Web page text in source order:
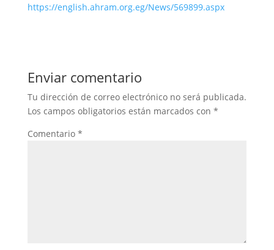
https://english.ahram.org.eg/News/569899.aspx
Enviar comentario
Tu dirección de correo electrónico no será publicada.
Los campos obligatorios están marcados con *
Comentario *